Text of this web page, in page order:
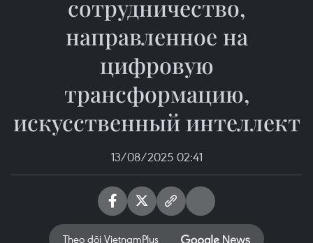
сотрудничество,
направленное на
цифровую
трансформацию,
искусственный интеллект
13/08/2025 02:41
Theo dõi VietnamPlus